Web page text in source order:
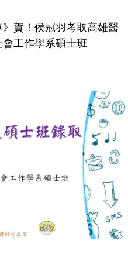
》賀！侯冠羽考取高雄醫
工作學系碩士班